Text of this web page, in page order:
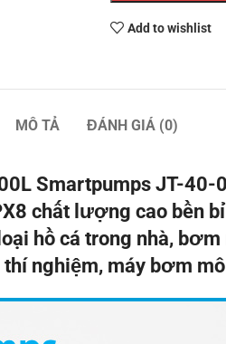
Add to wishlist
MÔ TẢ ĐÁNH GIÁ (0)
Smartpumps JT-40-
chất lượng cao bền
hồ cá trong nhà,
nghiệm, máy bơm